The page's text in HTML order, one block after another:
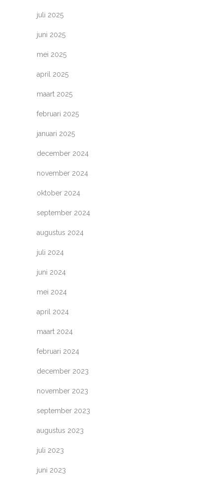
juli 2025
juni 2025
mei 2025
april 2025
maart 2025
februari 2025
januari 2025
december 2024
november 2024
oktober 2024
september 2024
augustus 2024
juli 2024
juni 2024
mei 2024
april 2024
maart 2024
februari 2024
december 2023
november 2023
september 2023
augustus 2023
juli 2023
juni 2023